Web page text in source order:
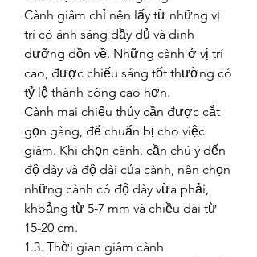
Cành giâm chỉ nên lấy từ những vị
trí có ánh sáng đầy đủ và dinh
dưỡng dồn về. Những cành ở vị trí
cao, được chiếu sáng tốt thường có
tỷ lệ thành công cao hơn.
Cành mai chiếu thủy cần được cắt
gọn gàng, để chuẩn bị cho việc
giâm. Khi chọn cành, cần chú ý đến
độ dày và độ dài của cành, nên chọn
những cành có độ dày vừa phải,
khoảng từ 5-7 mm và chiều dài từ
15-20 cm.
1.3. Thời gian giâm cành